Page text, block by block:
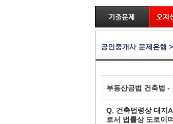
공인중개사 문제은행
부동산공법 건축법 -
Q. 건축법령상 대지
로서 법률상 도로이